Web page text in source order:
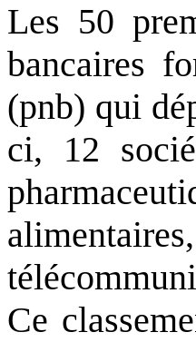
Les 50
bancaires
(pnb) qui
ci, 12
Ce